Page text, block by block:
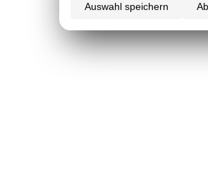
Auswahl speichern